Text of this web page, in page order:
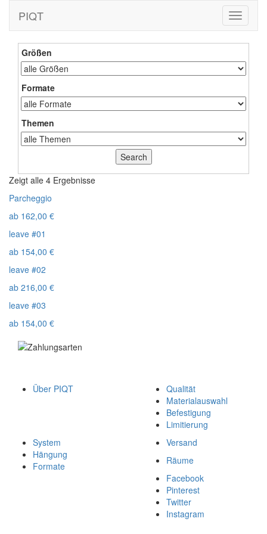
Toggle
PIQT
Größen
Formate
Themen
Zeigt alle 4 Ergebnisse
Parcheggio
ab 162,00 €
leave #01
ab 154,00 €
leave #02
ab 216,00 €
leave #03
ab 154,00 €
Über PIQT
Qualität
Materialauswahl
Befestigung
Limitierung
System
Hängung
Formate
Versand
Räume
Facebook
Pinterest
Twitter
Instagram